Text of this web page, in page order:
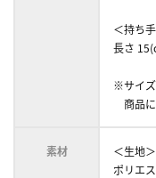
＜持ち
長さ
※サイズ
商品に
素材
＜生地＞
ポリエ